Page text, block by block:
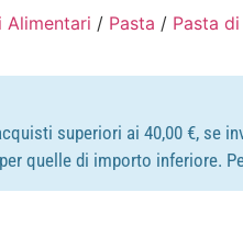
Alimentari / Pasta / Pasta
superiori ai 40,00 €, se
quelle di importo inferiore.